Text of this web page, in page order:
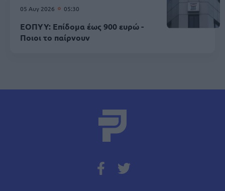
05 Αυγ 2026 05:30
ΕΟΠΥΥ: Επίδομα έως 900 ευρώ -
Ποιοι το παίρνουν